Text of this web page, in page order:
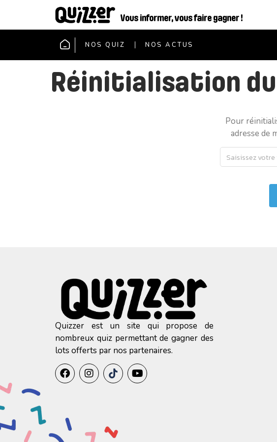
Vous informer, vous faire gagner !
NOS QUIZ NOS ACTUS
Réinitialisation
Pour
adresse de
Quizzer est un site qui propose de
nombreux quiz permettant de gagner des
lots offerts par nos partenaires.